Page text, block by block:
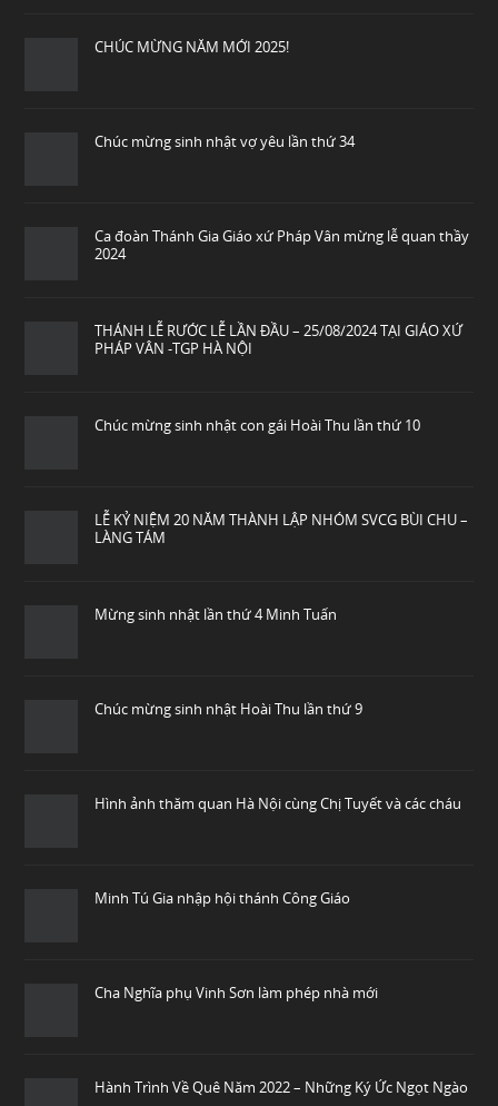
CHÚC MỪNG NĂM MỚI 2025!
Chúc mừng sinh nhật vợ yêu lần thứ 34
Ca đoàn Thánh Gia Giáo xứ Pháp Vân mừng lễ quan thầy
2024
THÁNH LỄ RƯỚC LỄ LẦN ĐẦU – 25/08/2024 TẠI GIÁO XỨ
PHÁP VÂN -TGP HÀ NỘI
Chúc mừng sinh nhật con gái Hoài Thu lần thứ 10
LỄ KỶ NIỆM 20 NĂM THÀNH LẬP NHÓM SVCG BÙI CHU –
LÀNG TÁM
Mừng sinh nhật lần thứ 4 Minh Tuấn
Chúc mừng sinh nhật Hoài Thu lần thứ 9
Hình ảnh thăm quan Hà Nội cùng Chị Tuyết và các cháu
Minh Tú Gia nhập hội thánh Công Giáo
Cha Nghĩa phụ Vinh Sơn làm phép nhà mới
Hành Trình Về Quê Năm 2022 – Những Ký Ức Ngọt Ngào